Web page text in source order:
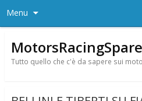
Menu
Tutto quello che c'è da sapere sui